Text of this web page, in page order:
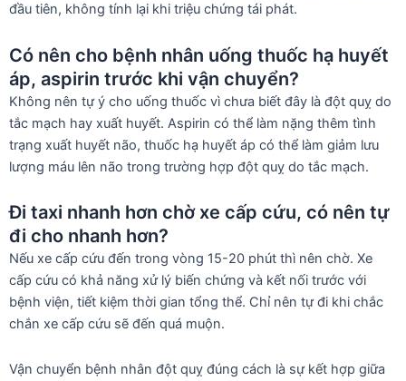
đầu tiên, không tính lại khi triệu chứng tái phát.
Có nên cho bệnh nhân uống thuốc hạ huyết
áp, aspirin trước khi vận chuyển?
Không nên tự ý cho uống thuốc vì chưa biết đây là đột quỵ do
tắc mạch hay xuất huyết. Aspirin có thể làm nặng thêm tình
trạng xuất huyết não, thuốc hạ huyết áp có thể làm giảm lưu
lượng máu lên não trong trường hợp đột quỵ do tắc mạch.
Đi taxi nhanh hơn chờ xe cấp cứu, có nên tự
đi cho nhanh hơn?
Nếu xe cấp cứu đến trong vòng 15-20 phút thì nên chờ. Xe
cấp cứu có khả năng xử lý biến chứng và kết nối trước với
bệnh viện, tiết kiệm thời gian tổng thể. Chỉ nên tự đi khi chắc
chắn xe cấp cứu sẽ đến quá muộn.
Vận chuyển bệnh nhân đột quỵ đúng cách là sự kết hợp giữa